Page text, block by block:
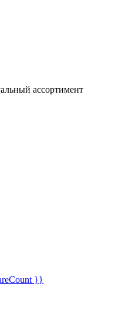
ассортимент
}}